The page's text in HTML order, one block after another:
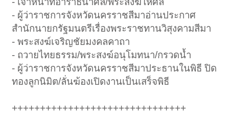
- ผู้ว่าราชการจังหวัดนครราชสีมาอ่านประกาศ
สำนักนายกรัฐมนตรีเรื่องพระราชทานวิสุงคามสีมา
- พระสงฆ์เจริญชัยมงคลคาถา
- ถวายไทยธรรม/พระสงฆ์อนุโมทนา/กรวดน้ำ
- ผู้ว่าราชการจังหวัดนครราชสีมาประธานในพิธี ปิด
ทองลูกนิมิต/ลั่นฆ้องเปิดงานเป็นเสร็จพิธี
+++++++++++++++++++++++++++++++